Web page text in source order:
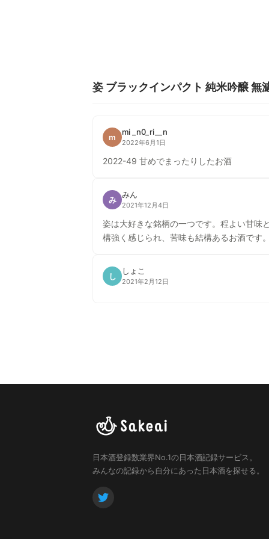
姿 ブラックインパクト 純米吟醸 無
m
mi _n0_ri__n
2022年6月1日
2022-49 甘めでまったりしたお酒
み
みん
2021年12月4日
姿は大好きな銘柄の一つです。程よい甘味
構強く感じられ、苦味も結構あるお酒です
し
しょこ
2021年2月12日
日本酒登録数業界No.1の日本酒記録サービス。
みんなの記録から自分にあった日本酒を探せる。